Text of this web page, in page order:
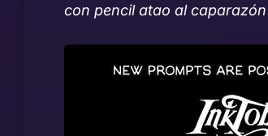
con pencil atao al caparazón